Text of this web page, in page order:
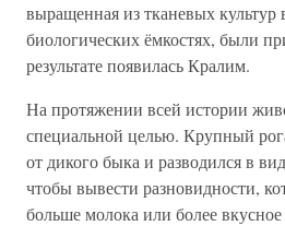
выращенная из тканевых культур
биологических ёмкостях, были
результате появилась Кралим.
На протяжении всей истории
специальной целью. Крупный
от дикого быка и разводился в
чтобы вывести разновидности,
больше молока или более